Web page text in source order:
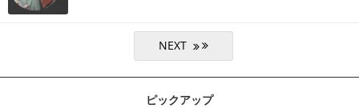
ピックアップ